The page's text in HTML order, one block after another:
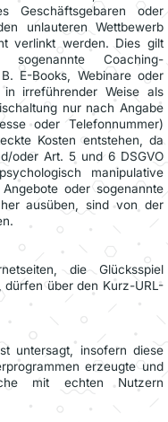
Geschäftsgebaren oder
unlauteren Wettbewerb
verlinkt werden. Dies gilt
Coaching-
E-Books, Webinare oder
in irreführender Weise als
nur nach Angabe
oder Telefonnummer)
Kosten entstehen, da
oder Art. 5 und 6 DSGVO
manipulative
oder sogenannte
ausüben, sind von der
die Glücksspiel
dürfen über den Kurz-URL-
untersagt, insofern diese
erzeugte und
mit echten Nutzern